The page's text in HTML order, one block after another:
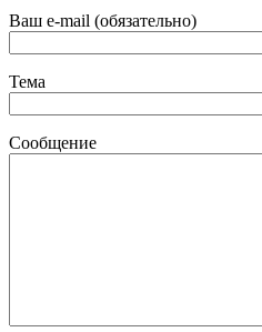
Ваш e-mail (обязательно)
Тема
Сообщение